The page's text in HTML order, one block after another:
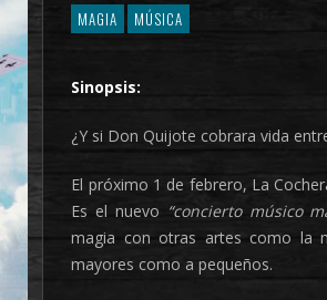
MAGIA MÚSICA
Sinopsis:
¿Y si Don Quijote cobrara vida
El próximo 1 de febrero, La
Es el nuevo “concierto músico
magia con otras artes como la
mayores como a pequeños.